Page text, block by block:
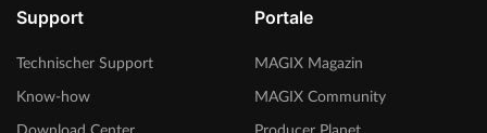
Support
Technischer Support
Know-how
Portale
MAGIX Magazin
MAGIX Community